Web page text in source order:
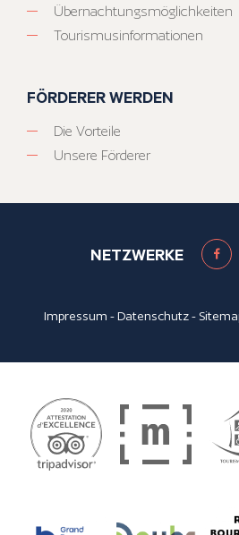
Übernachtungsmöglichkeiten
Tourismusinformationen
FÖRDERER WERDEN
Die Vorteile
Unsere Förderer
NETZWERKE
Impressum -Datenschutz-